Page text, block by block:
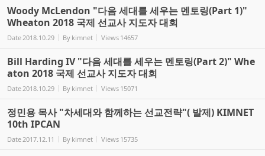
Woody McLendon "다음 세대를 세우는 멘토링(Part 1)"
Wheaton 2018 국제 선교사 지도자 대회
Date2018.10.29 By kimnet Views 14657
Bill Harding IV "다음 세대를 세우는 멘토링(Part 2)" Whe
aton 2018 국제 선교사 지도자 대회
Date2018.10.29 By kimnet Views 15071
정민용 목사 "차세대와 함께하는 선교전략"( 발제) KIMNET
10th IPCAN
Date2017.12.11 By kimnet Views 15735